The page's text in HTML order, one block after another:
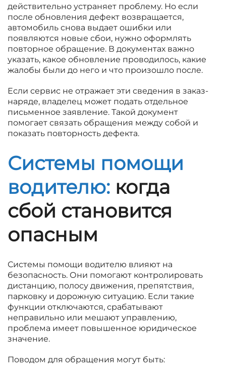
действительно устраняет проблему. Но если
после обновления дефект возвращается,
автомобиль снова выдает ошибки или
появляются новые сбои, нужно оформлять
повторное обращение. В документах важно
указать, какое обновление проводилось, какие
жалобы были до него и что произошло после.
Если сервис не отражает эти сведения в заказ-
наряде, владелец может подать отдельное
письменное заявление. Такой документ
помогает связать обращения между собой и
показать повторность дефекта.
Системы помощи
водителю: когда
сбой становится
опасным
Системы помощи водителю влияют на
безопасность. Они помогают контролировать
дистанцию, полосу движения, препятствия,
парковку и дорожную ситуацию. Если такие
функции отключаются, срабатывают
неправильно или мешают управлению,
проблема имеет повышенное юридическое
значение.
Поводом для обращения могут быть: